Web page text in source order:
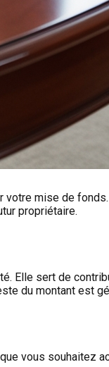
mise de
propriétaire.
Elle sert de
du montant est
vous souhaitez